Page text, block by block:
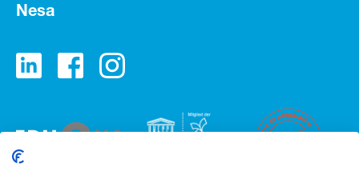
Nesa